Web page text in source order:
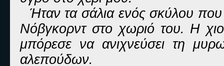
Ήταν τα σάλια ενός σκύλου
Νόβγκορντ στο χωριό του. Η
μπόρεσε να ανιχνεύσει τη
αλεπούδων.